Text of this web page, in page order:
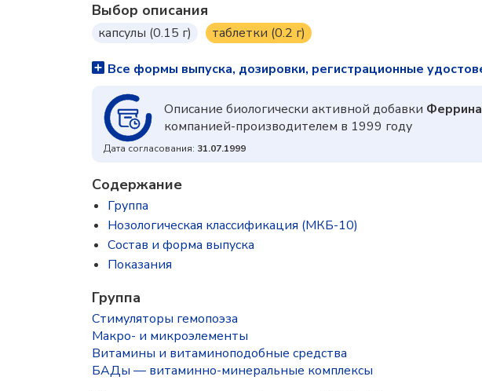
Выбор описания
капсулы (0.15 г) таблетки (0.2 г)
Все формы выпуска, дозировки, регистрационные
Описание биологически активной добавки
компанией-производителем в 1999 году
Дата согласования: 31.07.1999
Содержание
Группа
Нозологическая классификация (МКБ-10)
Состав и форма выпуска
Показания
Группа
Стимуляторы гемопоэза
Макро- и микроэлементы
Витамины и витаминоподобные средства
БАДы — витаминно-минеральные комплексы